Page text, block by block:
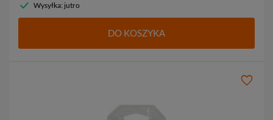
Wysyłka: jutro
DO KOSZYKA